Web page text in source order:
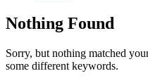
Nothing Found
Sorry, but nothing matched
some different keywords.